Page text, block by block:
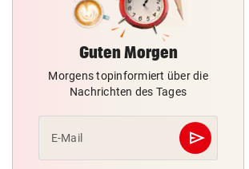
Guten Morgen
Morgens topinformiert über die
Nachrichten des Tages
E-Mail send
Abschicken